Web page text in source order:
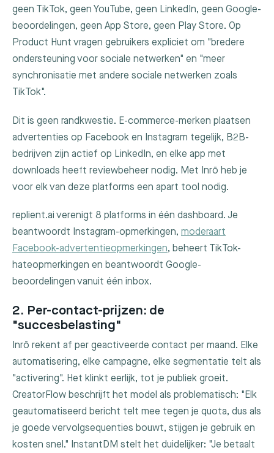
geen TikTok, geen YouTube, geen LinkedIn, geen Google-
beoordelingen, geen App Store, geen Play Store. Op
Product Hunt vragen gebruikers expliciet om "bredere
ondersteuning voor sociale netwerken" en "meer
synchronisatie met andere sociale netwerken zoals
TikTok".
Dit is geen randkwestie. E-commerce-merken plaatsen
advertenties op Facebook en Instagram tegelijk, B2B-
bedrijven zijn actief op LinkedIn, en elke app met
downloads heeft reviewbeheer nodig. Met Inrō heb je
voor elk van deze platforms een apart tool nodig.
replient.ai verenigt 8 platforms in één dashboard. Je
beantwoordt Instagram-opmerkingen, moderaart
Facebook-advertentieopmerkingen, beheert TikTok-
hateopmerkingen en beantwoordt Google-
beoordelingen vanuit één inbox.
2. Per-contact-prijzen: de
"succesbelasting"
Inrō rekent af per geactiveerde contact per maand. Elke
automatisering, elke campagne, elke segmentatie telt als
"activering". Het klinkt eerlijk, tot je publiek groeit.
CreatorFlow beschrijft het model als problematisch: "Elk
geautomatiseerd bericht telt mee tegen je quota, dus als
je goede vervolgsequenties bouwt, stijgen je gebruik en
kosten snel." InstantDM stelt het duidelijker: "Je betaalt